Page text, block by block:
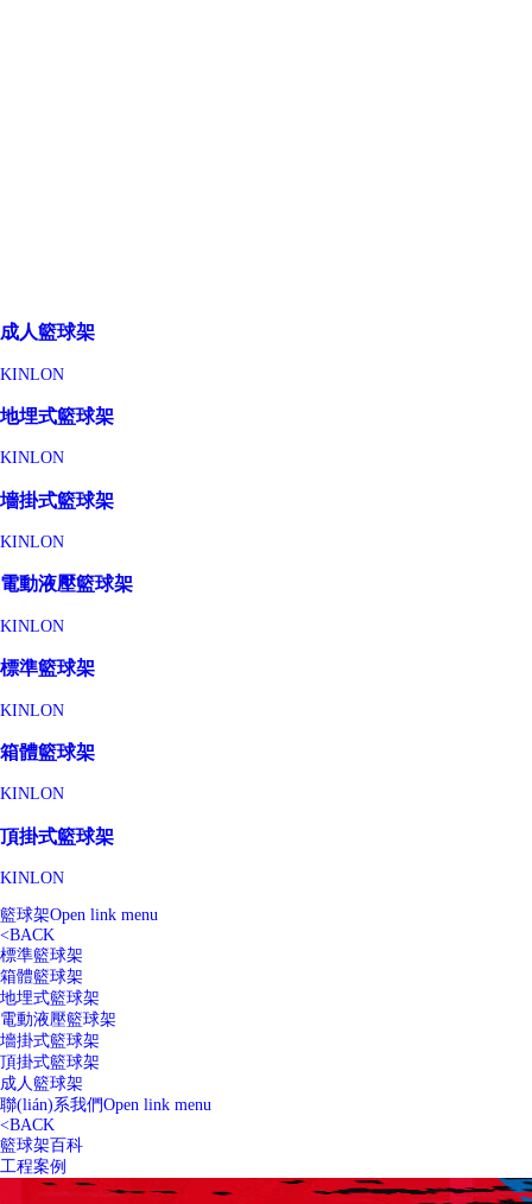
成人籃球架
KINLON
地埋式籃球架
KINLON
墻掛式籃球架
KINLON
電動液壓籃球架
KINLON
標準籃球架
KINLON
箱體籃球架
KINLON
頂掛式籃球架
KINLON
籃球架Open link menu
<BACK
標準籃球架
箱體籃球架
地埋式籃球架
電動液壓籃球架
墻掛式籃球架
頂掛式籃球架
成人籃球架
聯(lián)系我們Open link menu
<BACK
籃球架百科
工程案例